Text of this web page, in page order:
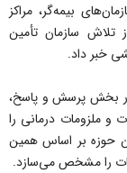
بیمه‌گر، مراکز
تلاش سازمان تأمین
خبر داد.
بخش پرسش و پاسخ،
و ملزومات درمانی را
حوزه بر اساس همین
را مشخص می‌سازد.